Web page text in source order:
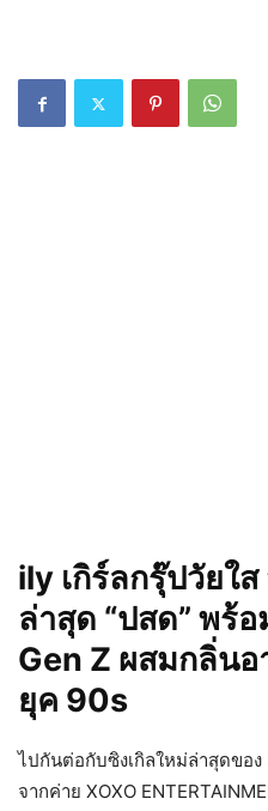
ily เกิร์ลกรุ๊ปวัยใส
ล่าสุด “ปสด” พร้
Gen Z ผสมกลิ่น
ยุค 90s
ไปกันต่อกับซิงเกิลใหม่ล่าสุดของ
จากค่าย XOXO